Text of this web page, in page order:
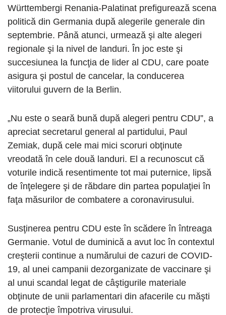
Württembergi Renania-Palatinat prefigurează scena
politică din Germania după alegerile generale din
septembrie. Până atunci, urmează şi alte alegeri
regionale şi la nivel de landuri. În joc este şi
succesiunea la funcţia de lider al CDU, care poate
asigura şi postul de cancelar, la conducerea
viitorului guvern de la Berlin.
„Nu este o seară bună după alegeri pentru CDU”, a
apreciat secretarul general al partidului, Paul
Zemiak, după cele mai mici scoruri obţinute
vreodată în cele două landuri. El a recunoscut că
voturile indică resentimente tot mai puternice, lipsă
de înţelegere şi de răbdare din partea populaţiei în
faţa măsurilor de combatere a coronavirusului.
Susţinerea pentru CDU este în scădere în întreaga
Germanie. Votul de duminică a avut loc în contextul
creşterii continue a numărului de cazuri de COVID-
19, al unei campanii dezorganizate de vaccinare şi
al unui scandal legat de câştigurile materiale
obţinute de unii parlamentari din afacerile cu măşti
de protecţie împotriva virusului.